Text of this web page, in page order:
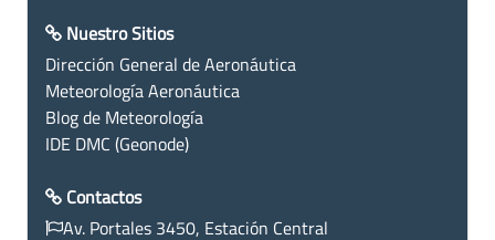
Nuestro Sitios
Dirección General de Aeronáutica
Meteorología Aeronáutica
Blog de Meteorología
IDE DMC (Geonode)
Contactos
Av. Portales 3450, Estación Central